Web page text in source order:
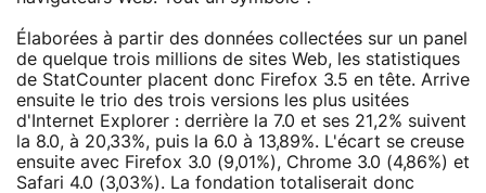
Élaborées à partir des données collectées sur un panel
de quelque trois millions de sites Web, les statistiques
de StatCounter placent donc Firefox 3.5 en tête. Arrive
ensuite le trio des trois versions les plus usitées
d'Internet Explorer : derrière la 7.0 et ses 21,2% suivent
la 8.0, à 20,33%, puis la 6.0 à 13,89%. L'écart se creuse
ensuite avec Firefox 3.0 (9,01%), Chrome 3.0 (4,86%) et
Safari 4.0 (3,03%). La fondation totaliserait donc